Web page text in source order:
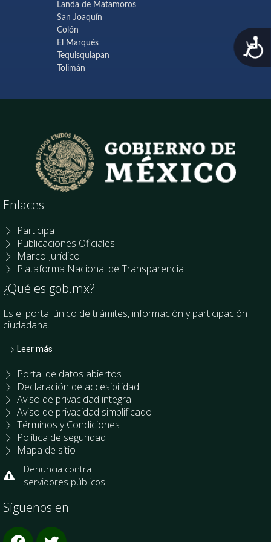
Landa de Matamoros
San Joaquín
Colón
El Marqués
Tequisquiapan
Tolimán
Enlaces
Participa
Publicaciones Oficiales
Marco Jurídico
Plataforma Nacional de Transparencia
¿Qué es gob.mx?
Es el portal único de trámites, información y participación
ciudadana.
Leer más
Portal de datos abiertos
Declaración de accesibilidad
Aviso de privacidad integral
Aviso de privacidad simplificado
Términos y Condiciones
Política de seguridad
Mapa de sitio
Denuncia contra
servidores públicos
Síguenos en